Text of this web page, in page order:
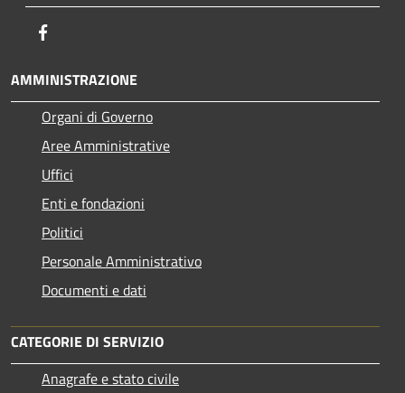
AMMINISTRAZIONE
Organi di Governo
Aree Amministrative
Uffici
Enti e fondazioni
Politici
Personale Amministrativo
Documenti e dati
CATEGORIE DI SERVIZIO
Anagrafe e stato civile